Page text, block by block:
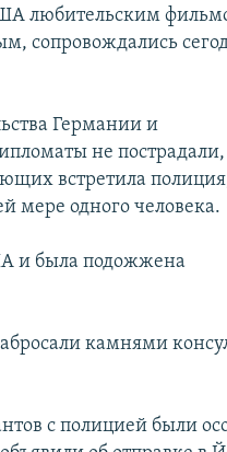
любительским
сопровождались
Германии и
не пострадали,
встретила
мере одного человека.
и была подожжена
камнями
с полицией были